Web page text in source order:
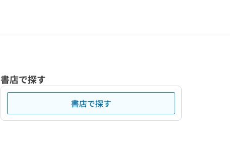
書店で探す
書店で探す